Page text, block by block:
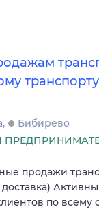
транспорту
Бибирево
продажи
по всему